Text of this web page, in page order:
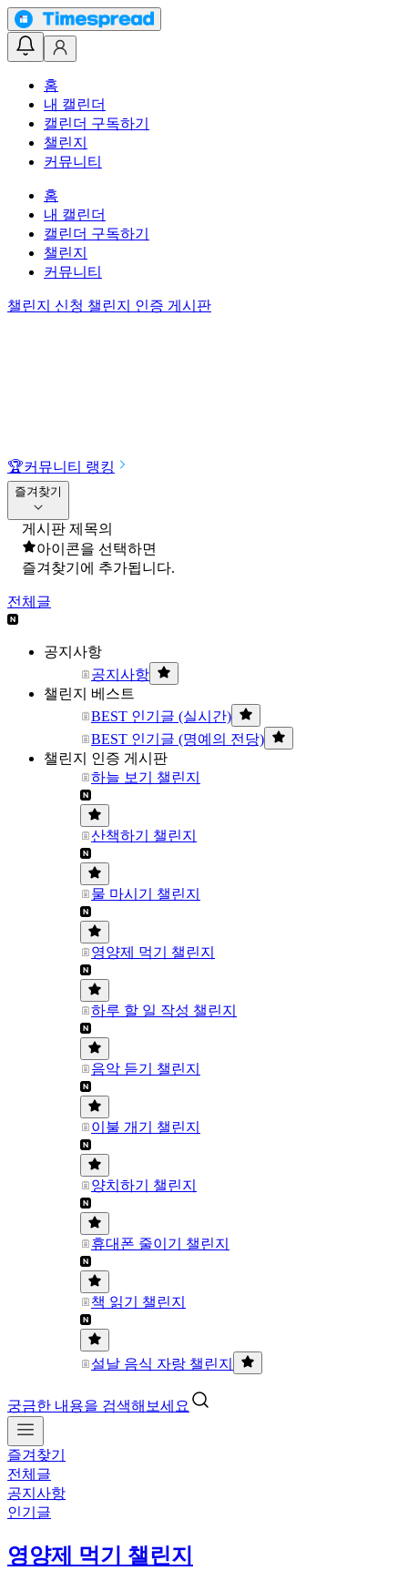
홈
내 캘린더
캘린더 구독하기
챌린지
커뮤니티
홈
내 캘린더
캘린더 구독하기
챌린지
커뮤니티
챌린지 신청 챌린지 인증 게시판
🏆커뮤니티 랭킹
즐겨찾기
게시판 제목의
아이콘을 선택하면
즐겨찾기에 추가됩니다.
전체글
공지사항
공지사항
챌린지 베스트
BEST 인기글 (실시간)
BEST 인기글 (명예의 전당)
챌린지 인증 게시판
하늘 보기 챌린지
산책하기 챌린지
물 마시기 챌린지
영양제 먹기 챌린지
하루 할 일 작성 챌린지
음악 듣기 챌린지
이불 개기 챌린지
양치하기 챌린지
휴대폰 줄이기 챌린지
책 읽기 챌린지
설날 음식 자랑 챌린지
궁금한 내용을 검색해보세요
즐겨찾기
전체글
공지사항
인기글
영양제 먹기 챌린지